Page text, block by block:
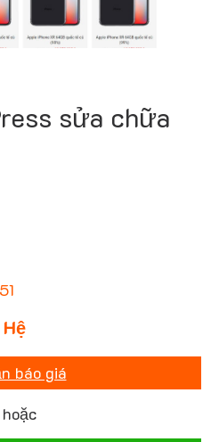
sửa chữa
báo giá
hoặc